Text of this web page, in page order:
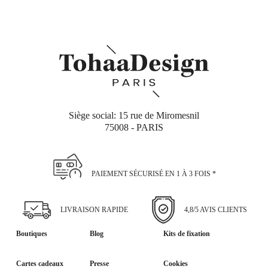
Siège social: 15 rue de Miromesnil
75008 - PARIS
PAIEMENT SÉCURISÉ EN 1 À 3 FOIS *
LIVRAISON RAPIDE 4,8/5 AVIS CLIENTS
Boutiques Blog Kits de fixation
Cartes cadeaux Presse Cookies